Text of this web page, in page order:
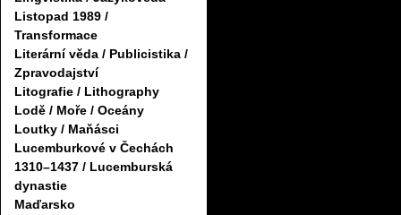
Listopad 1989 /
Transformace
Literární věda / Publicistika /
Zpravodajství
Litografie / Lithography
Lodě / Moře / Oceány
Loutky / Maňásci
Lucemburkové v Čechách
1310–1437 / Lucemburská
dynastie
Maďarsko